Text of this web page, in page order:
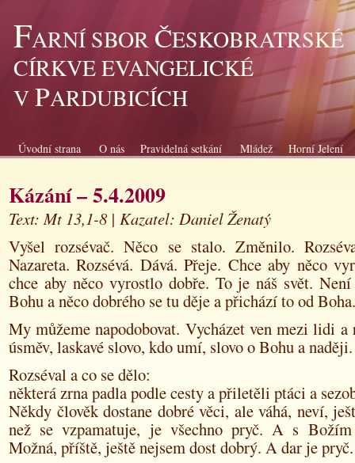
FARNÍ SBOR ČESKOBRATRSKÉ
CÍRKVE EVANGELICKÉ
VPARDUBICÍCH
Úvodní strana O nás Pravidelná setkání Mládež Horní Jelení
Kázání – 5.4.2009
Text: Mt 13,1-8 | Kazatel: Daniel Ženatý
Vyšel rozsévač. Něco se stalo. Změnilo.
Nazareta. Rozsévá. Dává. Přeje. Chce aby něco
chce aby něco vyrostlo dobře. To je náš svět.
Bohu a něco dobrého se tu děje a přichází to od Boha.
My můžeme napodobovat. Vycházet ven mezi lidi a
úsměv, laskavé slovo, kdo umí, slovo o Bohu a
Rozséval a co se dělo:
některá zrna padla podle cesty a přiletěli ptáci a
Někdy člověk dostane dobré věci, ale váhá, neví,
než se vzpamatuje, je všechno pryč. A s
Možná, příště, ještě nejsem dost dobrý. A dar je pryč.